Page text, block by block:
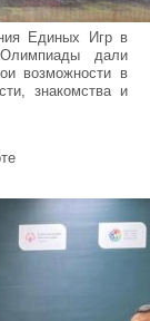
Единых Игр в
дали
возможности в
знакомства и